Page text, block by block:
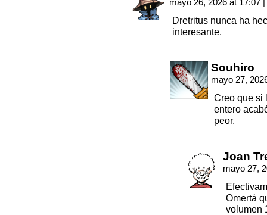
mayo 26, 2026 at 17:07 |
Dretritus nunca ha
interesante.
Souhiro
mayo 27,
Creo que si
entero
peor.
Joan
mayo 27,
Omertá
volumen